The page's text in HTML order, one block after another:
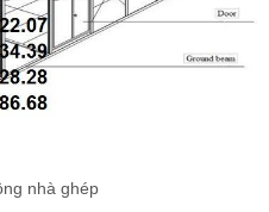
nhà ghép